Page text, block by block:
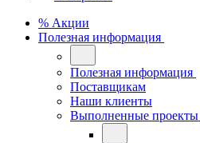
% Акции
Полезная информация
Полезная информация
Поставщикам
Наши клиенты
Выполненные проекты